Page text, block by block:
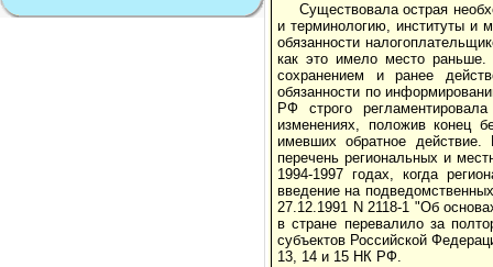
Существовала острая
и терминологию, институты и
обязанности
как это имело место раньше.
сохранением и ранее
обязанности по
РФ строго
изменениях, положив конец
имевших обратное
перечень региональных и
1994-1997 годах, когда
введение на
27.12.1991 N 2118-1 "Об
в стране перевалило за
субъектов Российской
13, 14 и 15 НК РФ.